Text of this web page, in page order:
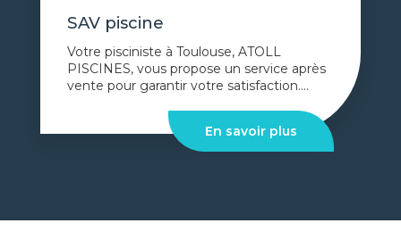
SAV piscine
Votre pisciniste à Toulouse, ATOLL
PISCINES, vous propose un service après
vente pour garantir votre satisfaction....
En savoir plus